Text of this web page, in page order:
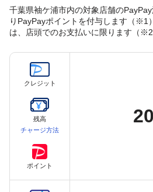
千葉県袖ケ浦市内の対象店舗の
りPayPayポイントを付与します（※1
は、店頭でのお支払いに限ります（※2
クレジット
残高
チャージ方法
ポイント
20